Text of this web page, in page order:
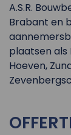
A.S.R.
Brabant en
plaatsen als
Hoeven,